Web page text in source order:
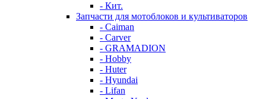
- Кит.
Запчасти для мотоблоков и культиваторов
- Caiman
- Carver
- GRAMADION
- Hobby
- Huter
- Hyundai
- Lifan